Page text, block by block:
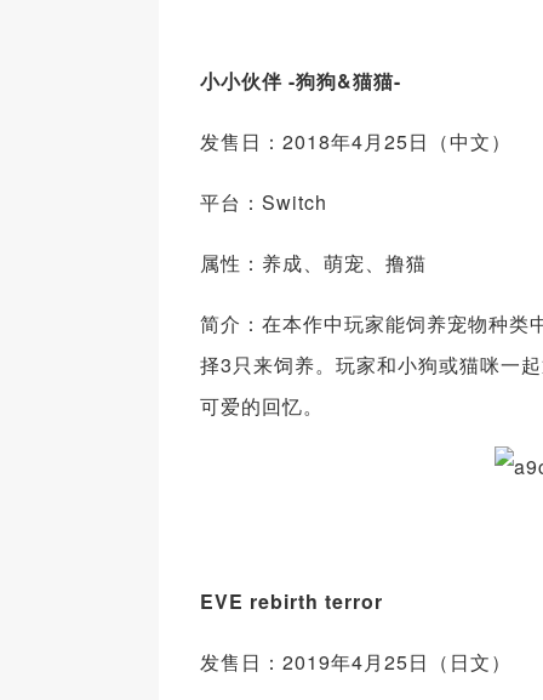
小小伙伴 -狗狗&猫猫-
发售日：2018年4月25日（中文）
平台：Switch
属性：养成、萌宠、撸猫
简介：在本作中玩家能饲养宠物种类
择3只来饲养。玩家和小狗或猫咪一
可爱的回忆。
EVE rebirth terror
发售日：2019年4月25日（日文）